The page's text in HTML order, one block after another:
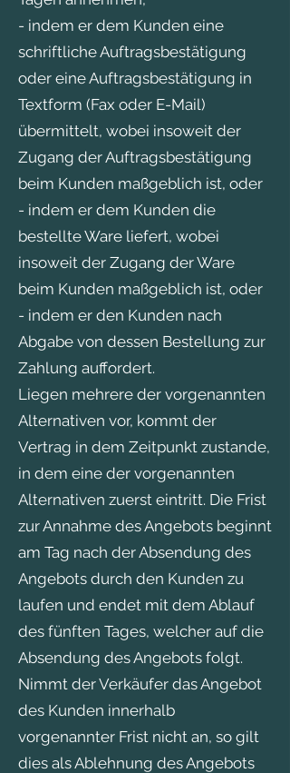
- indem er dem Kunden eine
schriftliche Auftragsbestätigung
oder eine Auftragsbestätigung in
Textform (Fax oder E-Mail)
übermittelt, wobei insoweit der
Zugang der Auftragsbestätigung
beim Kunden maßgeblich ist, oder
- indem er dem Kunden die
bestellte Ware liefert, wobei
insoweit der Zugang der Ware
beim Kunden maßgeblich ist, oder
- indem er den Kunden nach
Abgabe von dessen Bestellung zur
Zahlung auffordert.
Liegen mehrere der vorgenannten
Alternativen vor, kommt der
Vertrag in dem Zeitpunkt zustande,
in dem eine der vorgenannten
Alternativen zuerst eintritt. Die Frist
zur Annahme des Angebots beginnt
am Tag nach der Absendung des
Angebots durch den Kunden zu
laufen und endet mit dem Ablauf
des fünften Tages, welcher auf die
Absendung des Angebots folgt.
Nimmt der Verkäufer das Angebot
des Kunden innerhalb
vorgenannter Frist nicht an, so gilt
dies als Ablehnung des Angebots